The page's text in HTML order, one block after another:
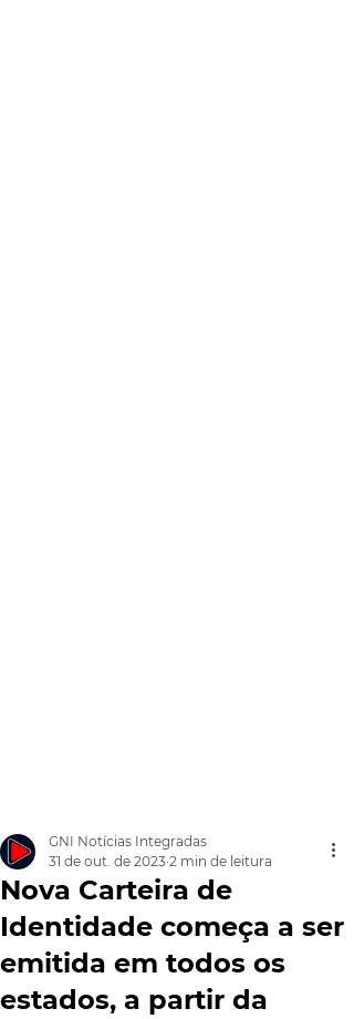
Nova Carteira de
Identidade começa a ser
emitida em todos os
estados, a partir da
GNI Notícias Integradas
31 de out. de 2023 2 min de leitura